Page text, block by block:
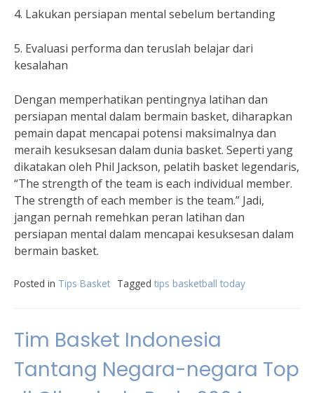
4. Lakukan persiapan mental sebelum bertanding
5. Evaluasi performa dan teruslah belajar dari
kesalahan
Dengan memperhatikan pentingnya latihan dan
persiapan mental dalam bermain basket, diharapkan
pemain dapat mencapai potensi maksimalnya dan
meraih kesuksesan dalam dunia basket. Seperti yang
dikatakan oleh Phil Jackson, pelatih basket legendaris,
“The strength of the team is each individual member.
The strength of each member is the team.” Jadi,
jangan pernah remehkan peran latihan dan
persiapan mental dalam mencapai kesuksesan dalam
bermain basket.
Posted in Tips Basket Tagged tips basketball today
Tim Basket Indonesia
Tantang Negara-negara Top